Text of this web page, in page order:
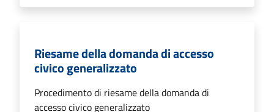
Riesame della domanda di accesso
civico generalizzato
Procedimento di riesame della domanda di
accesso civico generalizzato